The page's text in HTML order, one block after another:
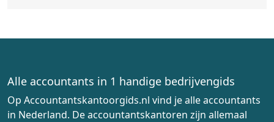
Alle accountants in 1 handige bedrijvengids
Op Accountantskantoorgids.nl vind je alle accountants
in Nederland. De accountantskantoren zijn allemaal